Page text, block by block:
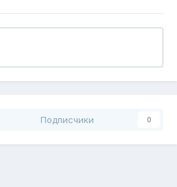
Подписчики 0